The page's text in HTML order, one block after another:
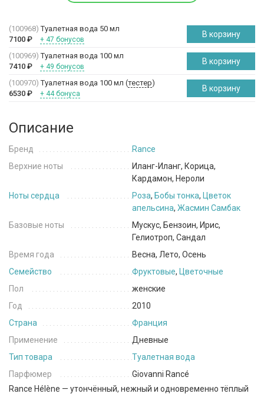
(100968) Туалетная вода 50 мл
7100 ₽ + 47 бонусов
В корзину
(100969) Туалетная вода 100 мл
7410 ₽ + 49 бонусов
В корзину
(100970) Туалетная вода 100 мл (тестер)
6530 ₽ + 44 бонуса
В корзину
Описание
Бренд
Rance
Верхние ноты
Иланг-Иланг, Корица,
Кардамон, Нероли
Ноты сердца
Роза, Бобы тонка, Цветок
апельсина, Жасмин Самбак
Базовые ноты
Мускус, Бензоин, Ирис,
Гелиотроп, Сандал
Время года
Весна, Лето, Осень
Семейство
Фруктовые, Цветочные
Пол
женские
Год
2010
Страна
Франция
Применение
Дневные
Тип товара
Туалетная вода
Парфюмер
Giovanni Rancé
Rance Hélène — утончённый, нежный и одновременно тёплый